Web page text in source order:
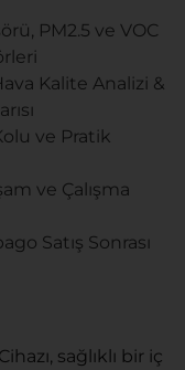
PM2.5 ve VOC
Kalite Analizi &
ve Pratik
ve Çalışma
Satış Sonrası
sağlıklı bir iç